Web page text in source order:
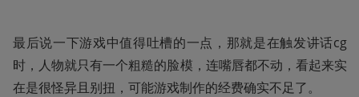
最后说一下游戏中值得吐槽的一点，那就是在触发讲话cg
时，人物就只有一个粗糙的脸模，连嘴唇都不动，看起来实
在是很怪异且别扭，可能游戏制作的经费确实不足了。